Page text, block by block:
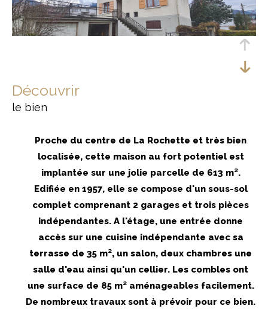
découvrir
le bien
Proche du centre de La Rochette et très bien
localisée, cette maison au fort potentiel est
implantée sur une jolie parcelle de 613 m².
Edifiée en 1957, elle se compose d'un sous-sol
complet comprenant 2 garages et trois pièces
indépendantes. A l'étage, une entrée donne
accès sur une cuisine indépendante avec sa
terrasse de 35 m², un salon, deux chambres une
salle d'eau ainsi qu'un cellier. Les combles ont
une surface de 85 m² aménageables facilement.
De nombreux travaux sont à prévoir pour ce bien.